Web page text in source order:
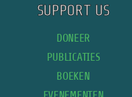
SUPPORT US
DONEER
PUBLICATIES
BOEKEN